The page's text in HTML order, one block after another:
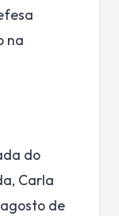
na
do
Carla
de